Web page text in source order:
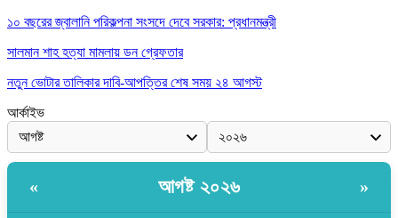
১০ বছরের জ্বালানি পরিকল্পনা সংসদে দেবে সরকার: প্রধানমন্ত্রী
সালমান শাহ হত্যা মামলায় ডন গ্রেফতার
নতুন ভোটার তালিকার দাবি-আপত্তির শেষ সময় ২৪ আগস্ট
আর্কাইভ
« আগষ্ট ২০২৬ »